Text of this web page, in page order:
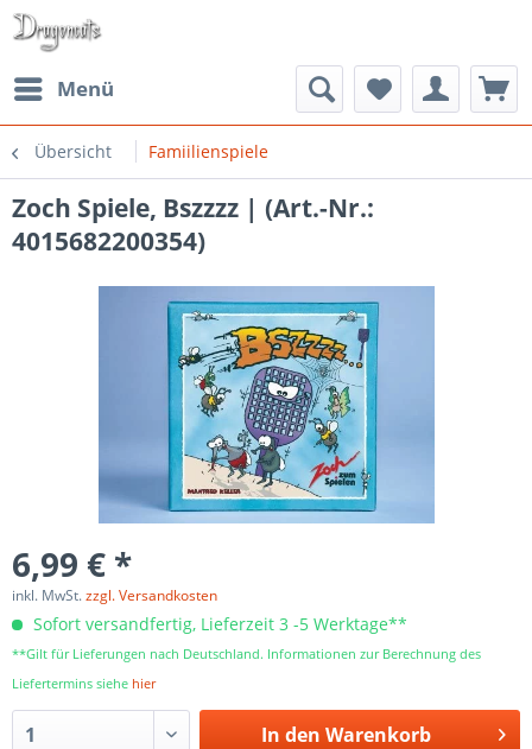
Menü
Übersicht Famiilienspiele
Zoch Spiele, Bszzzz | (Art.-Nr.:
4015682200354)
6,99 € *
inkl. MwSt.zzgl. Versandkosten
Sofort versandfertig, Lieferzeit 3 -5 Werktage**
**Gilt für Lieferungen nach Deutschland. Informationen zur Berechnung des
Liefertermins siehe hier
In den Warenkorb